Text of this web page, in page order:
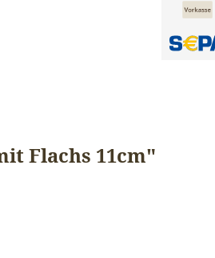
Flachs 11cm"